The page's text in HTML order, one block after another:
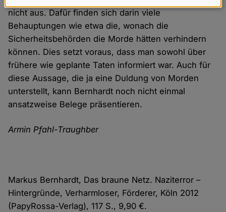
nicht aus. Dafür finden sich darin viele
Behauptungen wie etwa die, wonach die
Sicherheitsbehörden die Morde hätten verhindern
können. Dies setzt voraus, dass man sowohl über
frühere wie geplante Taten informiert war. Auch für
diese Aussage, die ja eine Duldung von Morden
unterstellt, kann Bernhardt noch nicht einmal
ansatzweise Belege präsentieren.
Armin Pfahl-Traughber
Markus Bernhardt, Das braune Netz. Naziterror –
Hintergründe, Verharmloser, Förderer, Köln 2012
(PapyRossa-Verlag), 117 S., 9,90 €.
Daten
und
Cookies